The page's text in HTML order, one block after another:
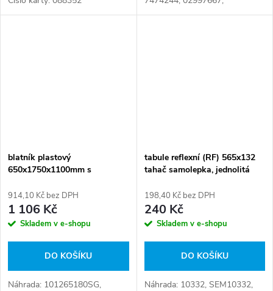
504197878, IVE-MR-003,
blatník plastový
650x1750x1100mm s
914,10 Kč bez DPH
1 106 Kč
Skladem v e-shopu
DO KOŠÍKU
Náhrada: 101265180SG,
tabule reflexní (RF) 565x132
tahač samolepka, jednolitá
198,40 Kč bez DPH
240 Kč
Skladem v e-shopu
DO KOŠÍKU
Náhrada: 10332, SEM10332,